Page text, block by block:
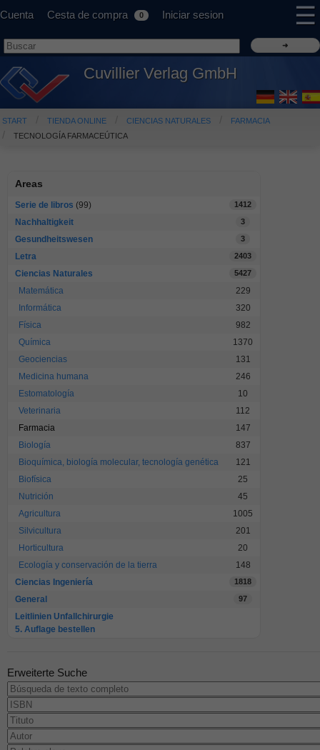
Cuenta Cesta de compra 0 Iniciar sesion ☰
Cuvillier Verlag GmbH
START TIENDA ONLINE CIENCIAS NATURALES
FARMACIA
TECNOLOGÍA FARMACEÚTICA
Areas
Serie de libros (99) 1412
Nachhaltigkeit 3
Gesundheitswesen 3
Letra 2403
Ciencias Naturales 5427
Matemática
229
Informática
320
Física
982
Química
1370
Geociencias
131
Medicina humana
246
Estomatología
10
Veterinaria
112
Farmacia
147
Biología
837
Bioquímica, biología molecular, tecnología genética
121
Biofísica
25
Nutrición
45
Agricultura
1005
Silvicultura
201
Horticultura
20
Ecología y conservación de la tierra
148
Ciencias Ingeniería
1818
General 97
Leitlinien Unfallchirurgie
5. Auflage bestellen
Erweiterte Suche